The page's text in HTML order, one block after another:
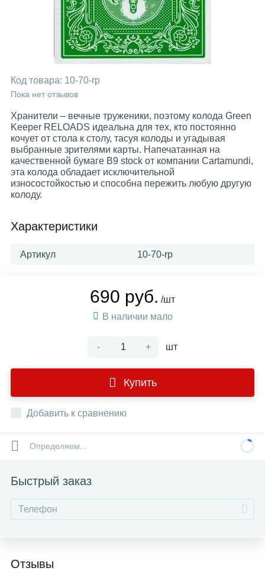
Код товара: 10-70-rp
Пока нет отзывов
Хранители – вечные труженики, поэтому колода Green
Keeper RELOADS идеальна для тех, кто постоянно
кочует от стола к столу, тасуя колоды и угадывая
выбранные зрителями карты. Напечатанная на
качественной бумаге B9 stock от компании Cartamundi,
эта колода обладает исключительной
износостойкостью и способна пережить любую другую
колоду.
Характеристики
Артикул 10-70-rp
690 руб. /шт
В наличии мало
- + шт
Купить
Добавить к сравнению
Определяем...
Быстрый заказ
Отзывы